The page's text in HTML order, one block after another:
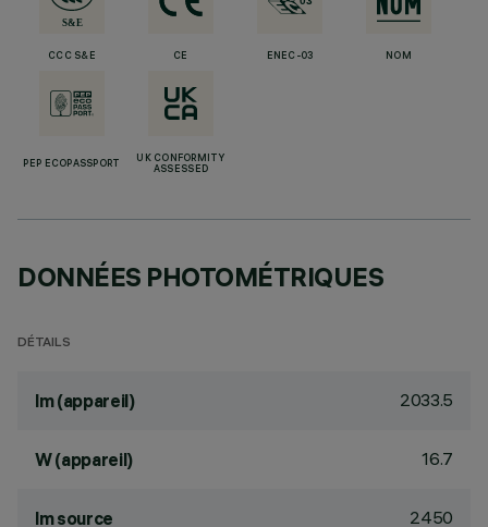
CCC S&E CE ENEC-03 NOM
PEP ECOPASSPORT
UK CONFORMITY
ASSESSED
DONNÉES PHOTOMÉTRIQUES
DÉTAILS
lm (appareil) 2033.5
W (appareil) 16.7
lm source 2450